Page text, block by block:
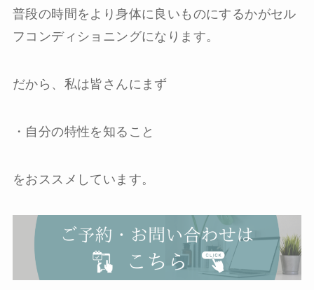
普段の時間をより身体に良いものにするかがセル
フコンディショニングになります。
だから、私は皆さんにまず
・自分の特性を知ること
をおススメしています。